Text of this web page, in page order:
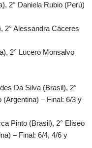
2° Daniela Rubio (Perú)
2° Alessandra Cáceres
2° Lucero Monsalvo
Da Silva (Brasil), 2°
– Final: 6/3 y
Pinto (Brasil), 2° Eliseo
– Final: 6/4, 4/6 y